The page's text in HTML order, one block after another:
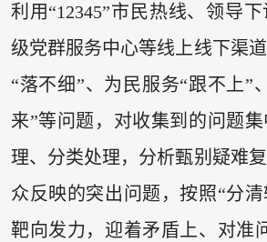
利用“12345”市民热线、领导
级党群服务中心等线上线下渠
“落不细”、为民服务“跟不上”
来”等问题，对收集到的问题
理、分类处理，分析甄别疑难
众反映的突出问题，按照“分
靶向发力，迎着矛盾上、对准